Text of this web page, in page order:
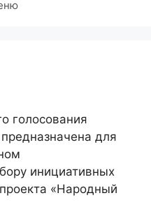
голосования
для
инициативных
«Народный